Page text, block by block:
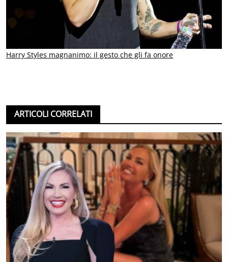
Harry Styles magnanimo: il gesto che gli fa onore
ARTICOLI CORRELATI